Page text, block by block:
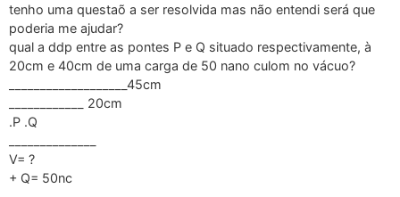
tenho uma questaõ a ser resolvida mas não entendi será que
poderia me ajudar?
qual a ddp entre as pontes P e Q situado respectivamente, à
20cm e 40cm de uma carga de 50 nano culom no vácuo?
___________________45cm
____________ 20cm
.P .Q
V= ?
+ Q= 50nc